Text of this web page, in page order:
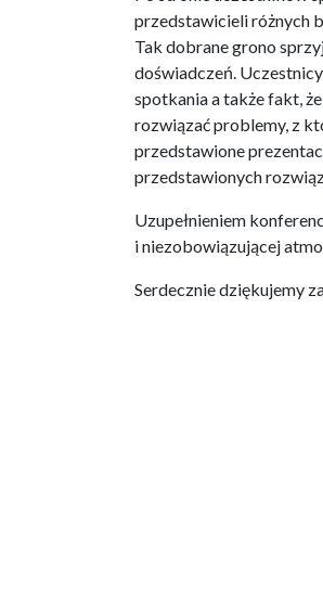
przedstawicieli różnych
Tak dobrane grono
doświadczeń.
spotkania a także fakt,
rozwiązać problemy, z
przedstawione
przedstawionych
Uzupełnieniem
i niezobowiązującej
Serdecznie dziękujemy